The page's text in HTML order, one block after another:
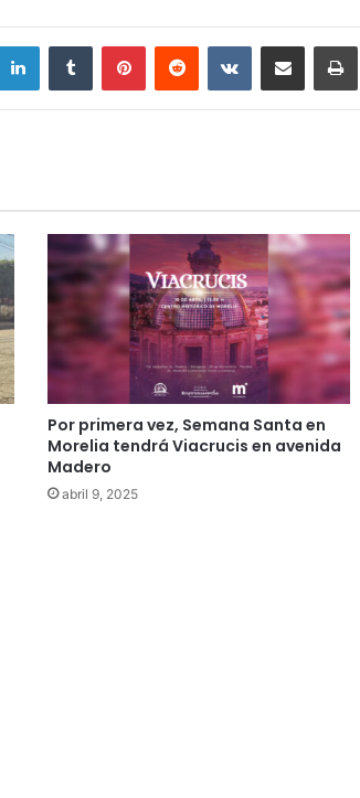
LinkedInTumblr PinterestReddit VKontakteCompartir por correo
Por primera vez, Semana Santa en
Morelia tendrá Viacrucis en avenida
Madero
abril 9, 2025